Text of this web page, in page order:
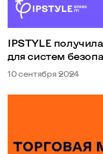
IPSTYLE
для систем
10 сентября 2024